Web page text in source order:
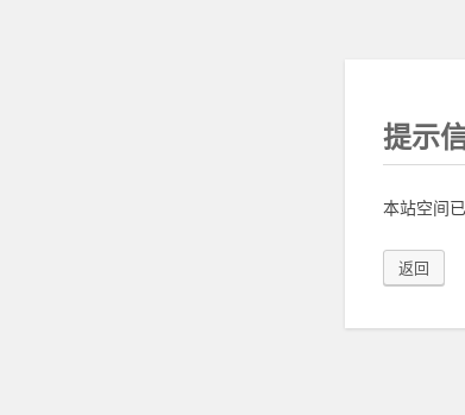
提示
本站空间
返回